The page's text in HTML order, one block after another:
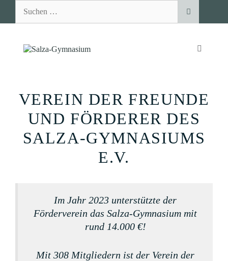
springen
nach:
VEREIN DER FREUNDE
UND FÖRDERER DES
SALZA-GYMNASIUMS
E.V.
Im Jahr 2023 unterstützte der
Förderverein das Salza-Gymnasium mit
rund 14.000 €!
Mit 308 Mitgliedern ist der Verein der